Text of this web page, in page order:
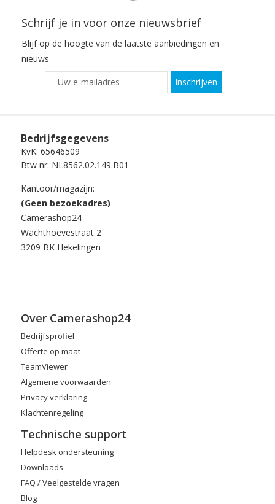
Schrijf je in voor onze nieuwsbrief
Blijf op de hoogte van de laatste aanbiedingen en
nieuws
Inschrijven
Bedrijfsgegevens
KvK: 65646509
Btw nr: NL8562.02.149.B01
Kantoor/magazijn:
(Geen bezoekadres)
Camerashop24
Wachthoevestraat 2
3209 BK Hekelingen
Over Camerashop24
Bedrijfsprofiel
Offerte op maat
TeamViewer
Algemene voorwaarden
Privacy verklaring
Klachtenregeling
Technische support
Helpdesk ondersteuning
Downloads
FAQ / Veelgestelde vragen
Blog